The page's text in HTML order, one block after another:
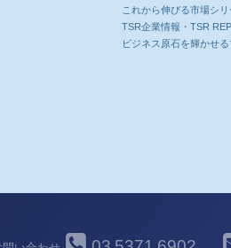
これから伸びる市場シ
TSR企業情報・TSR
ビジネス原石を輝かせ